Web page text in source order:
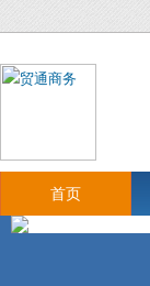
首页